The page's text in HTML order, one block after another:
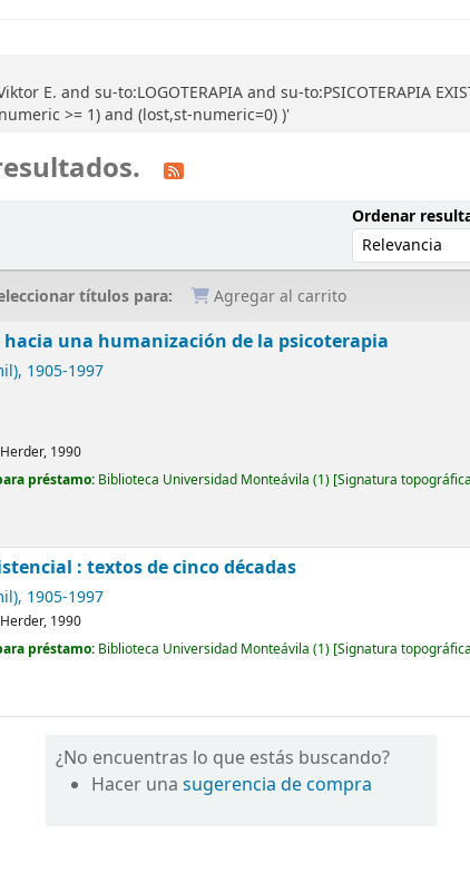
E. and su-to:LOGOTERAPIA and su-to:PSICOTERAPIA
>= 1) and (lost,st-numeric=0) )'
Ordenar
títulos para: Agregar al carrito
una humanización de la psicoterapia
, 1905-1997
Herder, 1990
préstamo: Biblioteca Universidad Monteávila (1) Signatura
: textos de cinco décadas
, 1905-1997
Herder, 1990
préstamo: Biblioteca Universidad Monteávila (1) Signatura
¿No encuentras lo que estás buscando?
Hacer unasugerencia de compra